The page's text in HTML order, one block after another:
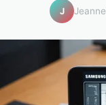
J Jeanne